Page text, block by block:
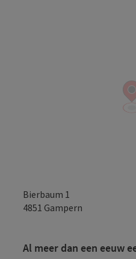
Bierbaum 1
4851 Gampern
Al meer dan een eeuw